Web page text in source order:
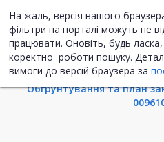
На жаль, версія вашого
фільтри на порталі можуть не
працювати. Оновіть, будь
коректної роботи пошуку.
вимоги до версій браузера за
Інформація
Обгрунтування та план